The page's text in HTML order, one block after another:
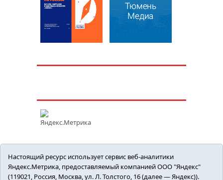
Настоящий ресурс использует сервис веб-аналитики
Яндекс.Метрика, предоставляемый компанией ООО "Яндекс"
(119021, Россия, Москва, ул. Л. Толстого, 16 (далее — Яндекс)).